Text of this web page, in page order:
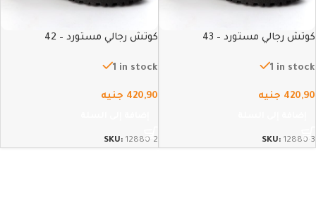
كوتش رجالي مستورد – 43
1 in stock
420,90 جنيه
SKU: 12880-3
كوتش رجالي مستورد – 42
1 in stock
420,90 جنيه
SKU: 12880-2